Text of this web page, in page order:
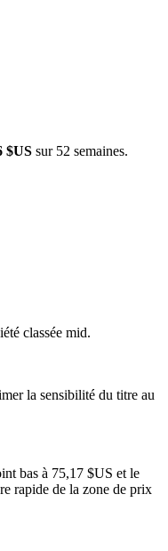
$US sur 52 semaines.
classée mid.
la sensibilité du titre au
bas à 75,17 $US et le
rapide de la zone de prix